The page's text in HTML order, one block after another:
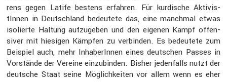
rens gegen Latife bestens erfahren. Für kurdi­sche Aktivis­
tInnen in Deutsch­land bedeu­tete das, eine manchmal etwas
isolierte Haltung aufzu­geben und den eigenen Kampf offen­
siver mit hiesigen Kämpfen zu verbinden. Es bedeu­tete zum
Beispiel auch, mehr Inhabe­rInnen eines deutschen Passes in
Vorstände der Vereine einzu­binden. Bisher jeden­falls nutzt der
deutsche Staat seine Möglich­keiten vor allem wenn es eher